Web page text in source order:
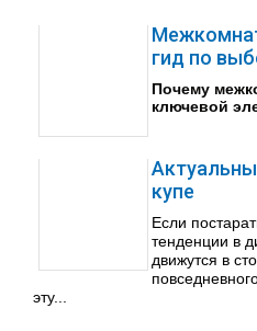
гид по
Почему
ключевой
купе
Если
тенденции в
движутся в
эту...